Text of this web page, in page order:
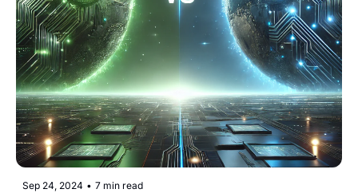
Sep 24, 2024 • 7 min read